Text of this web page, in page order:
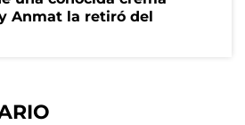
Anmat la retiró del